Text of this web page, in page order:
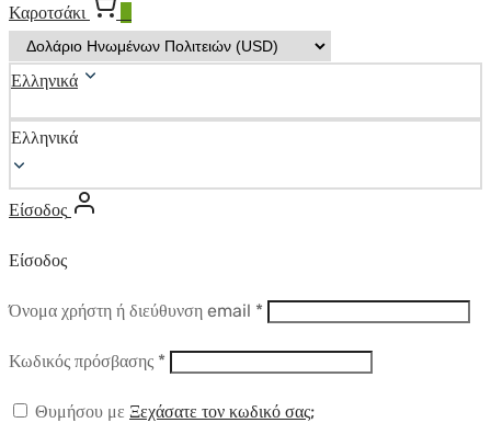
Καροτσάκι
Ελληνικά
Ελληνικά
Είσοδος
Είσοδος
Όνομα χρήστη ή διεύθυνση email *Απαιτούμενο
Κωδικός πρόσβασης *Απαιτούμενο
Θυμήσου με Ξεχάσατε τον κωδικό σας;